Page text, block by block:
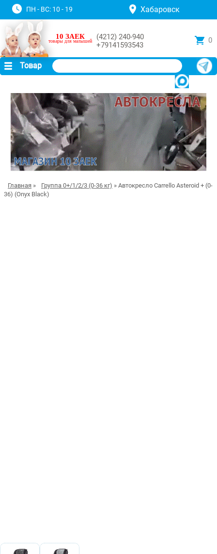
ПН - ВС: 10 - 19 Хабаровск
10 ЗАЕК
товары для малышей
(4212) 240-940
+79141593543
0
Товар
Главная » Группа 0+/1/2/3 (0-36 кг) » Автокресло Carrello Asteroid + (0-
36) (Onyx Black)